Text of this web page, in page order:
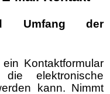
Umfang der
Kontaktformular
elektronische
kann. Nimmt